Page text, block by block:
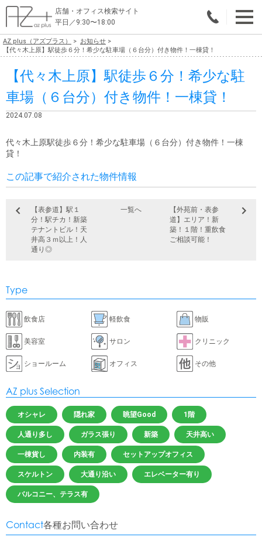
店舗・オフィス検索サイト
平日／9:30〜18:00
物件総合検索
エリアで探す
業種で探す
賃料から探す
こだわりで探す
テナントビルオーナー様へ
店舗・オフィスの内装会社を探す
AZ plus（アズプラス）
お知らせ
【代々木上原】駅徒歩６分！希少な駐車場（６台分）付き物件！一棟貸！
【代々木上原】駅徒歩６分！希少な駐
車場（６台分）付き物件！一棟貸！
2024.07.08
代々木上原駅徒歩６分！希少な駐車場（６台分）付き物件！一棟
貸！
この記事で紹介された物件情報
【表参道】駅１
分！駅チカ！新築
テナントビル！天
井高３ｍ以上！人
通り◎
一覧へ
【外苑前・表参
道】エリア！新
築！１階！重飲食
ご相談可能！
Type
飲食店 軽飲食 物販
美容室 サロン クリニック
ショールーム オフィス その他
AZ plus Selection
オシャレ 隠れ家 眺望Good 1階
人通り多し ガラス張り 新築 天井高い
一棟貨し 内装有 セットアップオフィス
スケルトン 大通り沿い エレベーター有り
バルコニー、テラス有
Contact各種お問い合わせ